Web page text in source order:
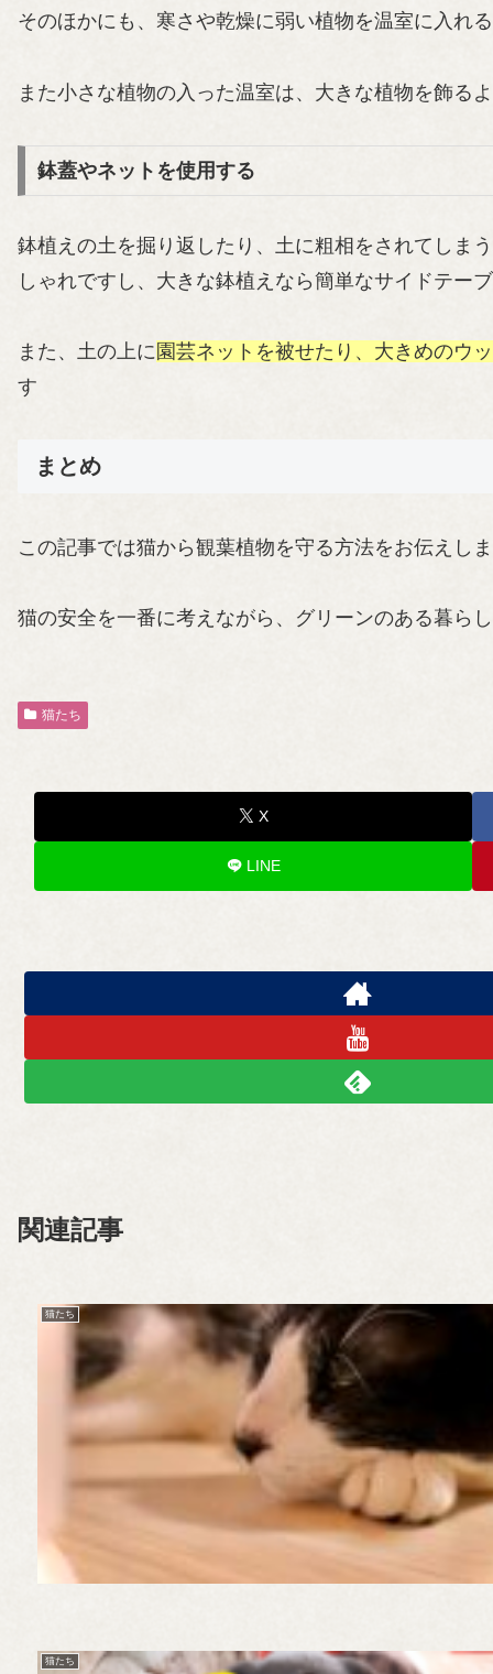
そのほかにも、寒さや乾燥に弱い植物を温室に入れ
また小さな植物の入った温室は、大きな植物を飾る
鉢蓋やネットを使用する
鉢植えの土を掘り返したり、土に粗相をされてしま
しゃれですし、大きな鉢植えなら簡単なサイドテー
また、土の上に 園芸ネットを被せたり、大きめのウ
す
まとめ
この記事では猫から観葉植物を守る方法をお伝えし
猫の安全を一番に考えながら、グリーンのある暮ら
猫たち
X
LINE
関連記事
猫たち
猫たち